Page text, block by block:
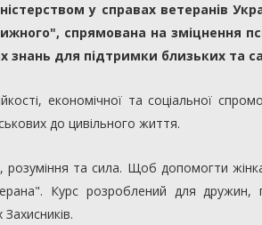
у справах ветеранів
спрямована на зміцнення
знань для підтримки близьких та
економічної та соціальної
до цивільного життя.
розуміння та сила. Щоб допомогти
Курс розроблений для